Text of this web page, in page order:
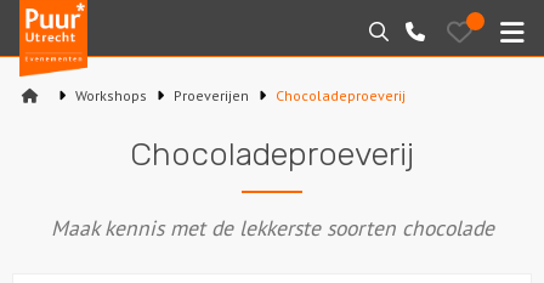
Puur*
Utrecht
bedrijfsuitjes
Zoeken
030-
2145099
Bewaarde
uitjes
Arrangementen
Varen
Workshops Proeverijen Chocoladeproeverij
Chocoladeproeverij
Maak kennis met de lekkerste soorten chocolade